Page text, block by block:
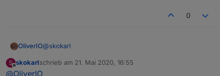
0
OliverIO@skokarl
für zeitservices kann man hier nachschauen.
S
Offline
skokarlschrieb am 21. Mai 2020, 16:55
zuletzt editiert von
@OliverIO